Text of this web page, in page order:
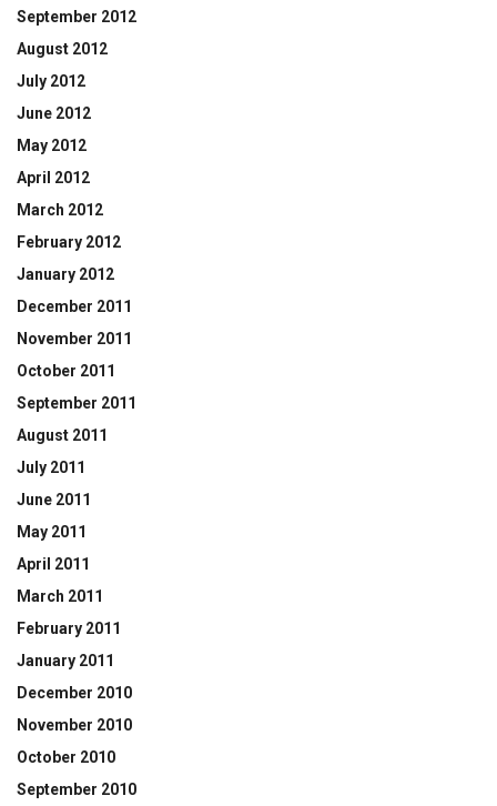
September 2012
August 2012
July 2012
June 2012
May 2012
April 2012
March 2012
February 2012
January 2012
December 2011
November 2011
October 2011
September 2011
August 2011
July 2011
June 2011
May 2011
April 2011
March 2011
February 2011
January 2011
December 2010
November 2010
October 2010
September 2010